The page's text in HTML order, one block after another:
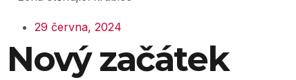
29 června, 2024
Nový začátek